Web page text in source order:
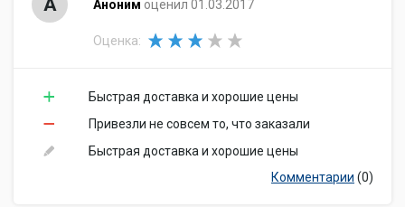
А Аноним оценил 01.03.2017
Оценка:
Быстрая доставка и хорошие цены
Привезли не совсем то, что заказали
Быстрая доставка и хорошие цены
Комментарии (0)